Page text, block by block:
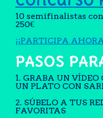
10 semifinalistas
250€
¡¡PARTICIPA
PASOS
1. GRABA UN
UN PLATO CON
2. SÚBELO A TUS
FAVORITAS